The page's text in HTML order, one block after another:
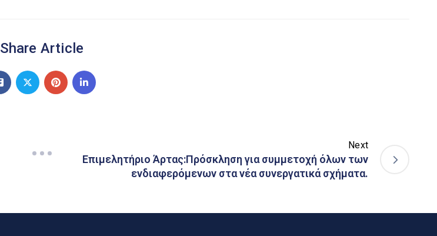
Share Article
Next
Επιμελητήριο Άρτας:Πρόσκληση για συμμετοχή όλων των
ενδιαφερόμενων στα νέα συνεργατικά σχήματα.